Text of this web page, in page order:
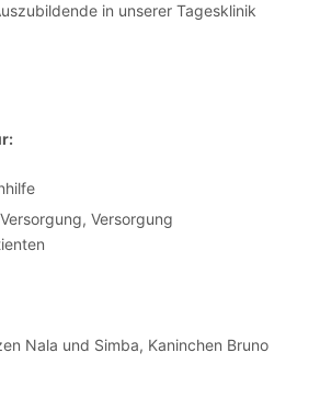
in unserer Tagesklinik
Versorgung
Nala und Simba, Kaninchen Bruno